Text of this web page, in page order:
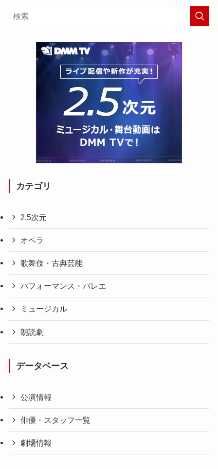
カテゴリ
2.5次元
オペラ
歌舞伎・古典芸能
パフォーマンス・バレエ
ミュージカル
朗読劇
データベース
公演情報
俳優・スタッフ一覧
劇場情報